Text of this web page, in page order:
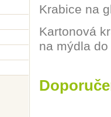
Krabice na
Kartonová
na mýdla